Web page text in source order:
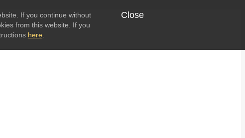
If you continue without
from this website. If you
here.
Close